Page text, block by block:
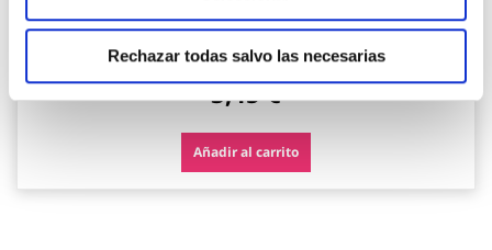
Rechazar todas salvo las necesarias
Tenn
3,45 €
Añadir al carrito